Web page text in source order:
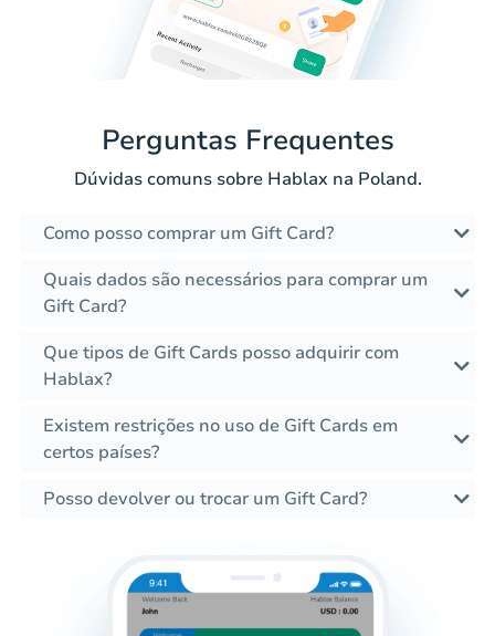
Perguntas Frequentes
Dúvidas comuns sobre Hablax na Poland.
Como posso comprar um Gift Card?
Quais dados são necessários para comprar um
Gift Card?
Que tipos de Gift Cards posso adquirir com
Hablax?
Existem restrições no uso de Gift Cards em
certos países?
Posso devolver ou trocar um Gift Card?